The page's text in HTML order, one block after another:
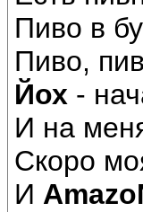
Пиво в
Пиво,
Йох -
И на
Cкоро
И